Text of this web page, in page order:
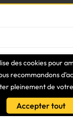
des cookies pour
recommandons
pleinement de
Accepter tout